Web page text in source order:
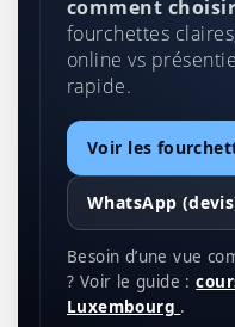
comment choisir
fourchettes
online vs
rapide.
Voir les
WhatsApp
Besoin d’une vue
? Voir le guide :
Luxembourg .